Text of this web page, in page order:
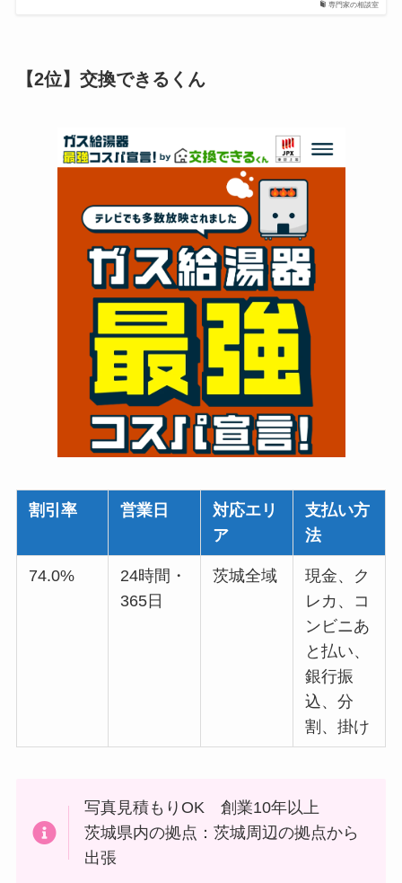
専門家の相談室
【2位】交換できるくん
割引率 営業日
対応エリ
ア
支払い方
法
74.0%
24時間・
365日
茨城全域
現金、ク
レカ、コ
ンビニあ
と払い、
銀行振
込、分
割、掛け
写真見積もりOK 創業10年以上
茨城県内の拠点：茨城周辺の拠点から
出張